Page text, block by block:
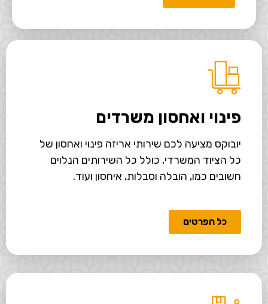
פינוי ואחסון משרדים
יובוקס מציעה לכם שירותי אריזה פינוי ואחסון של
כל הציוד המשרדי, כולל כל השירותים הנלוים
חשובים כמו, הובלה וסבלות, איחסון ועוד.
כל הפרטים